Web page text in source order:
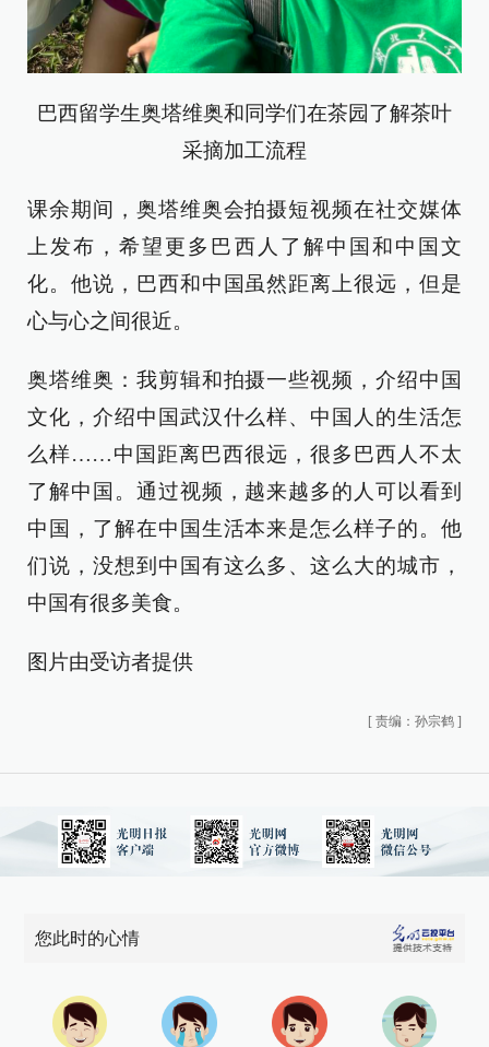
巴西留学生奥塔维奥和同学们在茶园了解茶叶
采摘加工流程
课余期间，奥塔维奥会拍摄短视频在社交媒体
上发布，希望更多巴西人了解中国和中国文
化。他说，巴西和中国虽然距离上很远，但是
心与心之间很近。
奥塔维奥：我剪辑和拍摄一些视频，介绍中国
文化，介绍中国武汉什么样、中国人的生活怎
么样……中国距离巴西很远，很多巴西人不太
了解中国。通过视频，越来越多的人可以看到
中国，了解在中国生活本来是怎么样子的。他
们说，没想到中国有这么多、这么大的城市，
中国有很多美食。
图片由受访者提供
[ 责编：孙宗鹤 ]
您此时的心情